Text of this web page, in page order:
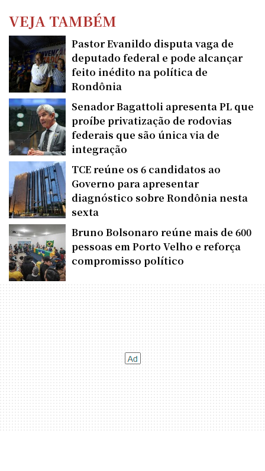
VEJA TAMBÉM
Pastor Evanildo disputa vaga de
deputado federal e pode alcançar
feito inédito na política de
Rondônia
Senador Bagattoli apresenta PL que
proíbe privatização de rodovias
federais que são única via de
integração
TCE reúne os 6 candidatos ao
Governo para apresentar
diagnóstico sobre Rondônia nesta
sexta
Bruno Bolsonaro reúne mais de 600
pessoas em Porto Velho e reforça
compromisso político